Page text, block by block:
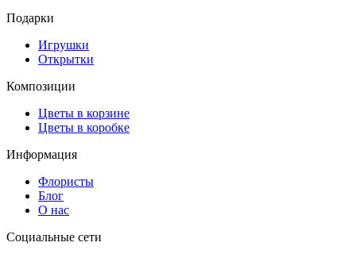
Подарки
Игрушки
Открытки
Композиции
Цветы в корзине
Цветы в коробке
Информация
Флористы
Блог
О нас
Социальные сети